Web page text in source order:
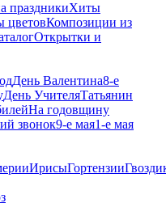
праздникиХиты
цветовКомпозиции из
Открытки и
День Валентина8-е
День УчителяТатьянин
На годовщину
звонок9-е мая1-е мая
ИрисыГортензии